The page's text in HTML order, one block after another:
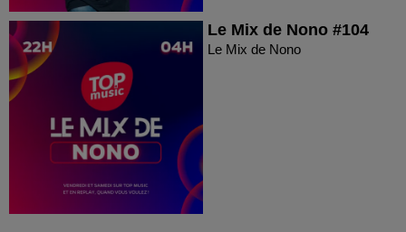
Le Mix de Nono #104
Le Mix de Nono